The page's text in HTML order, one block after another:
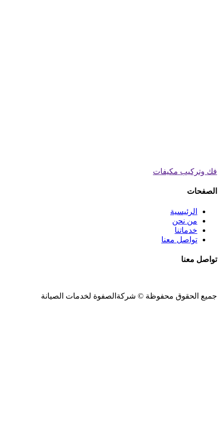
فك وتركيب مكيفات
الصفحات
الرئيسية
من نحن
خدماتنا
تواصل معنا
تواصل معنا
جميع الحقوق محفوظة © شركةالصفوة لخدمات الصيانة